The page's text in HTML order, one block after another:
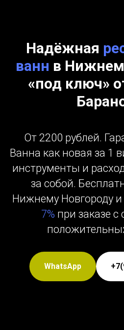
Надёжная
ванн в
«под ключ»
От 2200 рублей.
Ванна как новая за 1
инструменты и
за собой.
Нижнему Новгороду и
7% при заказе с
WhatsApp